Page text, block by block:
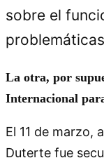
sobre el
La otra, por
Internacional
El 11 de marzo,
Duterte fue